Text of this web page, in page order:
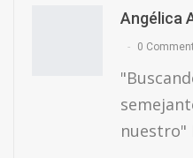
Angélica
0
nuestro"